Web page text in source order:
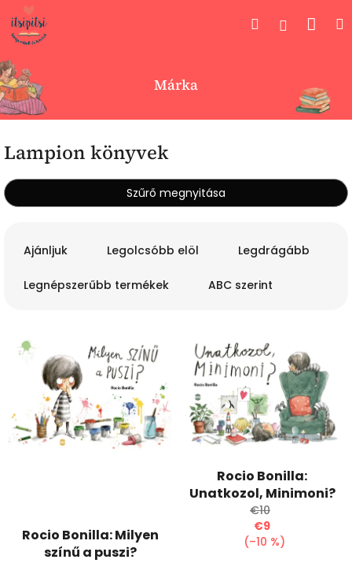
Ugrás
fő
Keresés
Márka
Lampion könyvek
Szűrő megnyitása
d
e
Ajánljuk Legolcsóbb elöl Legdrágább
Legnépszerűbb termékek ABC szerint
k
e
Rocio Bonilla: Milyen
színű a puszi?
Rocio Bonilla:
Unatkozol, Minimoni?
€10
€9
(–10 %)